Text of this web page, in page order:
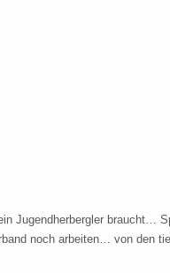
Jugendherbergler braucht…
noch arbeiten… von den